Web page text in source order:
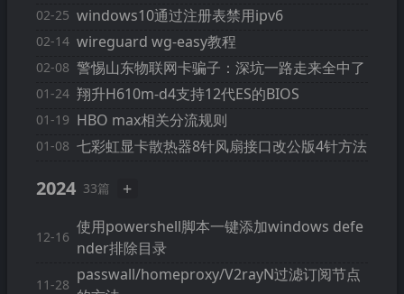
02-25 windows10通过注册表禁用ipv6
02-14 wireguard wg-easy教程
02-08 警惕山东物联网卡骗子：深坑一路走来全中了
01-24 翔升H610m-d4支持12代ES的BIOS
01-19 HBO max相关分流规则
01-08 七彩虹显卡散热器8针风扇接口改公版4针方法
2024 33篇 +
12-16
使用powershell脚本一键添加windows defe
nder排除目录
11-28
passwall/homeproxy/V2rayN过滤订阅节点